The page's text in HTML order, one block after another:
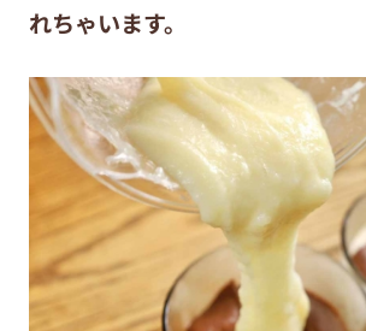
れちゃいます。